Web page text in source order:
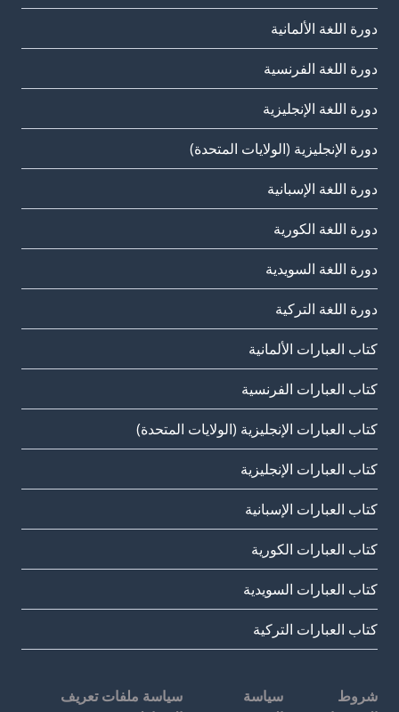
دورة اللغة الألمانية
دورة اللغة الفرنسية
دورة اللغة الإنجليزية
دورة الإنجليزية (الولايات المتحدة)
دورة اللغة الإسبانية
دورة اللغة الكورية
دورة اللغة السويدية
دورة اللغة التركية
كتاب العبارات الألمانية
كتاب العبارات الفرنسية
كتاب العبارات الإنجليزية (الولايات المتحدة)
كتاب العبارات الإنجليزية
كتاب العبارات الإسبانية
كتاب العبارات الكورية
كتاب العبارات السويدية
كتاب العبارات التركية
شروط
سياسة
سياسة ملفات تعريف